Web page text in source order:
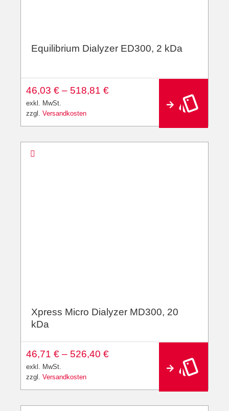
Equilibrium Dialyzer ED300, 2 kDa
46,03 € – 518,81 €
exkl. MwSt.
zzgl. Versandkosten
Xpress Micro Dialyzer MD300, 20
kDa
46,71 € – 526,40 €
exkl. MwSt.
zzgl. Versandkosten